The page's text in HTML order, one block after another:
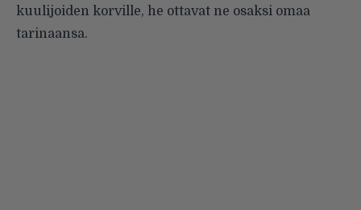
kuulijoiden korville, he ottavat ne osaksi omaa
tarinaansa.